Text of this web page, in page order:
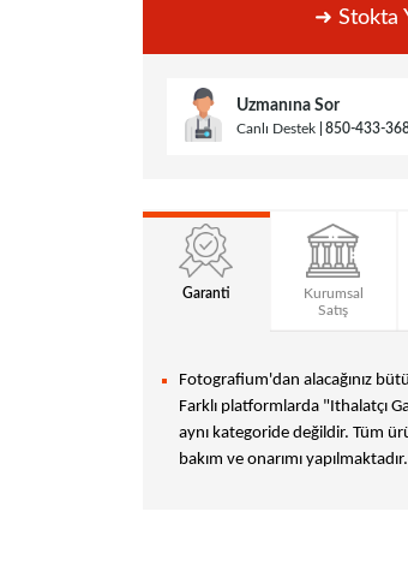
➜ Stokta
Uzmanına Sor
Canlı Destek 850-433-
Garanti
Kurumsal
Satış
Fotografium'dan alacağınız
Farklı platformlarda "Ithalatçı
aynı kategoride değildir. Tüm
bakım ve onarımı